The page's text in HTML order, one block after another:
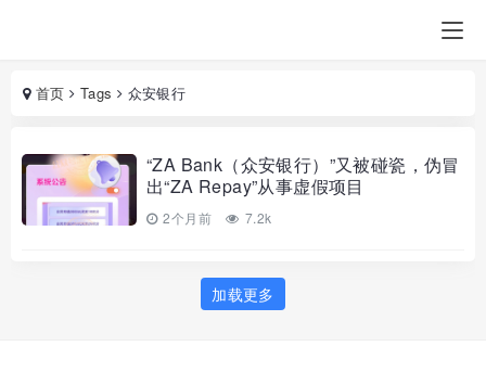
首页 Tags 众安银行
“ZA Bank（众安银行）”又被碰瓷，伪冒
出“ZA Repay”从事虚假项目
2个月前 7.2k
加载更多